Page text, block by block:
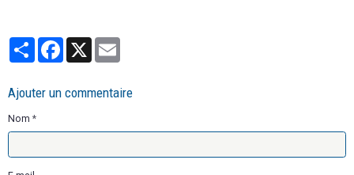
PartagerFacebook
X
Ajouter un commentaire
Nom